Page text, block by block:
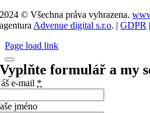
2024 © Všechna práva vyhrazena.
agentura Advenue digital s.r.o. |GDPR
Page load link
Vyplňte formulář a my
e-mail *
jméno